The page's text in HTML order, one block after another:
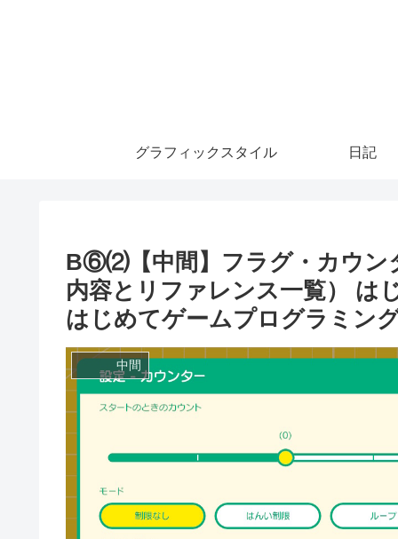
グラフィックスタイル 日記
B⑥⑵【中間】フラグ・カウン
内容とリファレンス一覧） は
はじめてゲームプログラミン
中間